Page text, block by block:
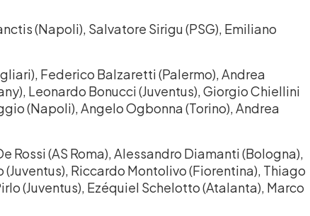
(Napoli), Salvatore Sirigu (PSG), Emiliano
Federico Balzaretti (Palermo), Andrea
Leonardo Bonucci (Juventus), Giorgio Chiellini
(Napoli), Angelo Ogbonna (Torino), Andrea
(AS Roma), Alessandro Diamanti (Bologna),
Riccardo Montolivo (Fiorentina), Thiago
(Juventus), Ezéquiel Schelotto (Atalanta), Marco